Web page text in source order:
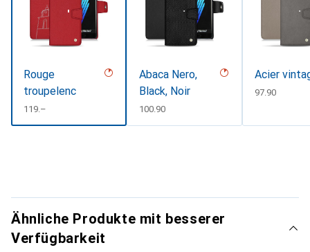
Rouge
troupelenc
CHF
119.–
Abaca Nero,
Black, Noir
CHF
100.90
Acier
CHF
97.90
Ähnliche Produkte mit besserer
Verfügbarkeit